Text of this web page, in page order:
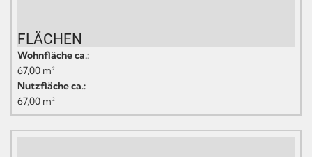
FLÄCHEN
Wohnfläche ca.:
67,00 m²
Nutzfläche ca.:
67,00 m²